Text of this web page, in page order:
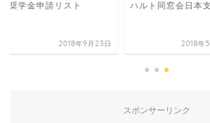
金申請リスト
2018年9月23日
ハルト同窓会日本支部
2018年5月19日
スポンサーリンク